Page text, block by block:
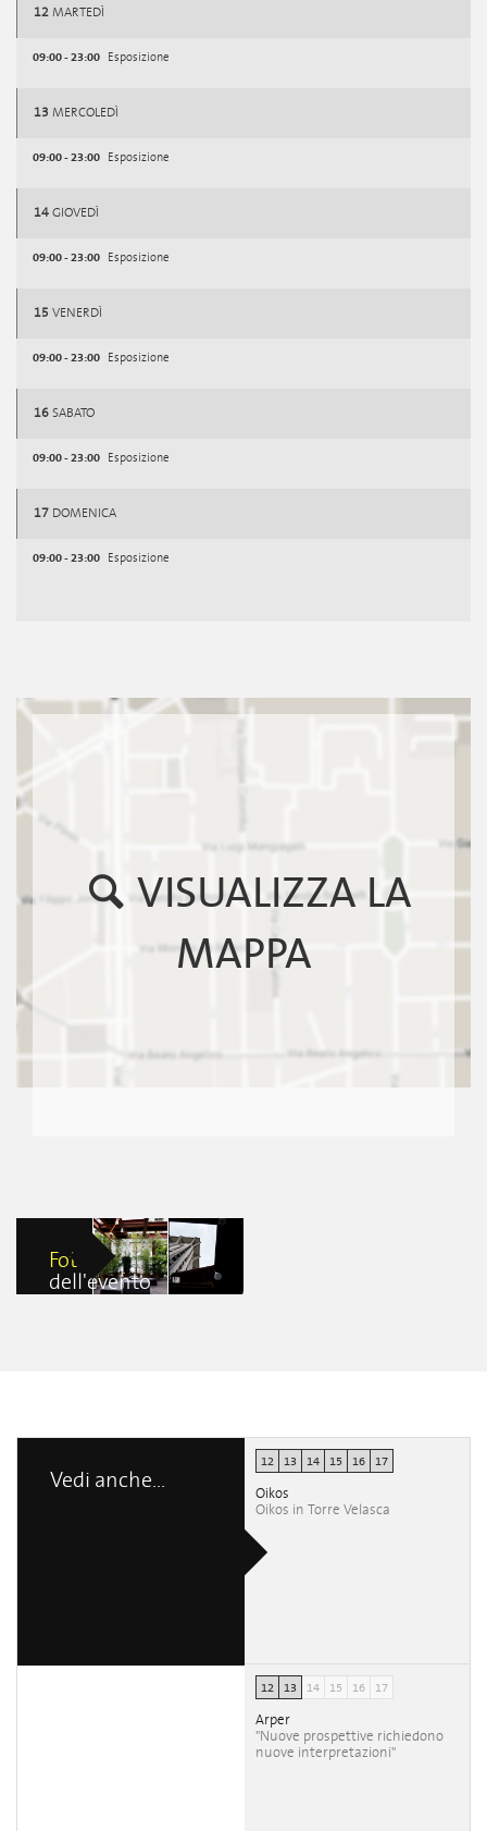
12 MARTEDÌ
09:00 - 23:00 Esposizione
13 MERCOLEDÌ
09:00 - 23:00 Esposizione
14 GIOVEDÌ
09:00 - 23:00 Esposizione
15 VENERDÌ
09:00 - 23:00 Esposizione
16 SABATO
09:00 - 23:00 Esposizione
17 DOMENICA
09:00 - 23:00 Esposizione
VISUALIZZA LA
MAPPA
Foto
dell'evento
Vedi anche...
12 13 14 15 16 17
Oikos
Oikos in Torre Velasca
12 13 14 15 16 17
Arper
"Nuove prospettive richiedono
nuove interpretazioni"